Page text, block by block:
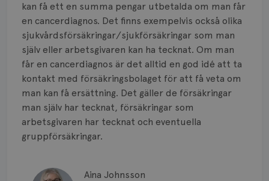
kan få ett en summa pengar utbetalda om man får
en cancerdiagnos. Det finns exempelvis också olika
sjukvårdsförsäkringar/sjukförsäkringar som man
själv eller arbetsgivaren kan ha tecknat. Om man
får en cancerdiagnos är det alltid en god idé att ta
kontakt med försäkringsbolaget för att få veta om
man kan få ersättning. Det gäller de försäkringar
man själv har tecknat, försäkringar som
arbetsgivaren har tecknat och eventuella
gruppförsäkringar.
Aina Johnsson
Typ av bröstcancer
Smärta
Prognos
Risker
Spridd bröstcancer
Strålning
Vätska